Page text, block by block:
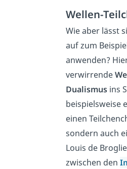
Wellen-
Wie aber lässt
auf zum
anwenden?
verwirrende
Dualismus ins
beispielsweise
einen
sondern auch
Louis de
zwischen den